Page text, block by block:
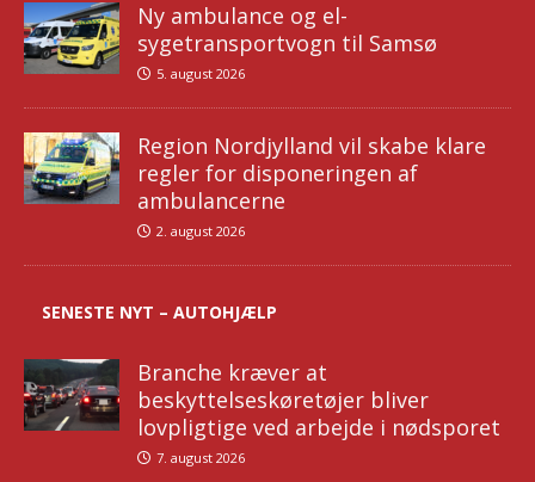
Ny ambulance og el-
sygetransportvogn til Samsø
5. august 2026
Region Nordjylland vil skabe klare
regler for disponeringen af
ambulancerne
2. august 2026
SENESTE NYT – AUTOHJÆLP
Branche kræver at
beskyttelseskøretøjer bliver
lovpligtige ved arbejde i nødsporet
7. august 2026